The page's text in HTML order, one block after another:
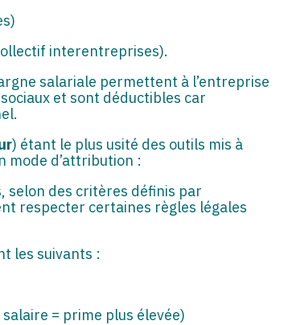
interentreprises).
salariale permettent à l’entreprise
et sont déductibles car
) étant le plus usité des outils mis à
mode d’attribution :
selon des critères définis par
respecter certaines règles légales
les suivants :
= prime plus élevée)